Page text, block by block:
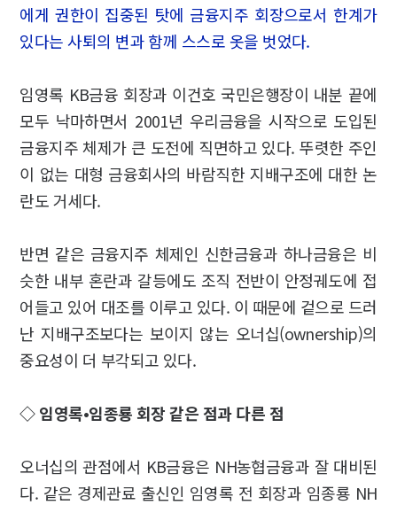
에게 권한이 집중된 탓에 금융지주 회장으로서 한계가
있다는 사퇴의 변과 함께 스스로 옷을 벗었다.
임영록 KB금융 회장과 이건호 국민은행장이 내분 끝에
모두 낙마하면서 2001년 우리금융을 시작으로 도입된
금융지주 체제가 큰 도전에 직면하고 있다. 뚜렷한 주인
이 없는 대형 금융회사의 바람직한 지배구조에 대한 논
란도 거세다.
반면 같은 금융지주 체제인 신한금융과 하나금융은 비
슷한 내부 혼란과 갈등에도 조직 전반이 안정궤도에 접
어들고 있어 대조를 이루고 있다. 이 때문에 겉으로 드러
난 지배구조보다는 보이지 않는 오너십(ownership)의
중요성이 더 부각되고 있다.
◇ 임영록•임종룡 회장 같은 점과 다른 점
오너십의 관점에서 KB금융은 NH농협금융과 잘 대비된
다. 같은 경제관료 출신인 임영록 전 회장과 임종룡 NH